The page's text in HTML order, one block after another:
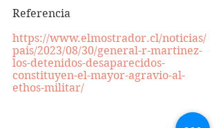
Referencia
https://www.elmostrador.cl/noticias/
pais/2023/08/30/general-r-martinez-
los-detenidos-desaparecidos-
constituyen-el-mayor-agravio-al-
ethos-militar/